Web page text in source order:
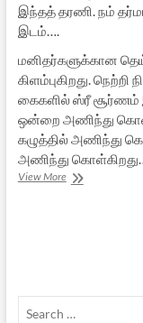
இந்தத் தரணி. நம்
இடம்….
மனிதர்களுக்கான
கிளம்புகிறது. நெற்றி
கைகளில் ஸ்ரீ சூர்ணம்
ஒன்றை அணிந்து
கழுத்தில் அணிந்து
அணிந்து
View Moreவிதியே